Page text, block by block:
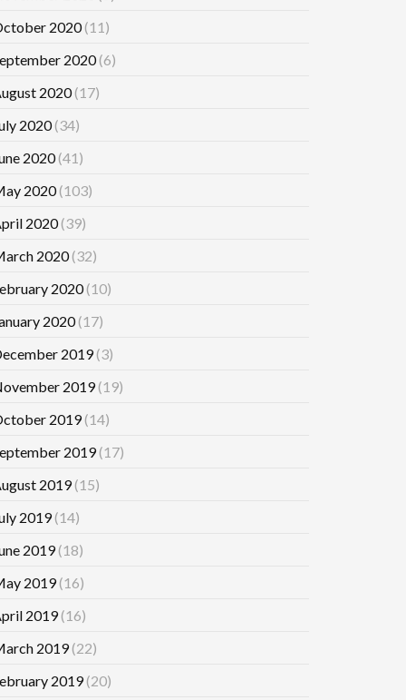
2020(11)
2020(6)
2020(17)
2020(34)
2020(41)
2020(103)
2020(39)
2020(32)
2020(10)
2020(17)
2019(3)
2019(19)
2019(14)
2019(17)
2019(15)
2019(14)
2019(18)
2019(16)
2019(16)
2019(22)
2019(20)